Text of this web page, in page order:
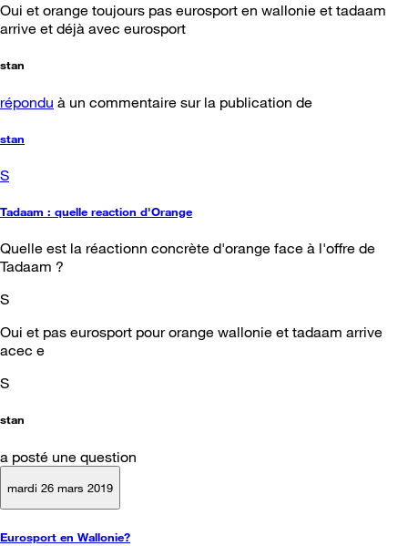
Oui et orange toujours pas eurosport en wallonie et tadaam
arrive et déjà avec eurosport
stan
répondu à un commentaire sur la publication de
stan
S
Tadaam : quelle reaction d'Orange
Quelle est la réactionn concrète d'orange face à l'offre de
Tadaam ?
S
Oui et pas eurosport pour orange wallonie et tadaam arrive
acec e
S
stan
a posté une question
mardi 26 mars 2019
Eurosport en Wallonie?